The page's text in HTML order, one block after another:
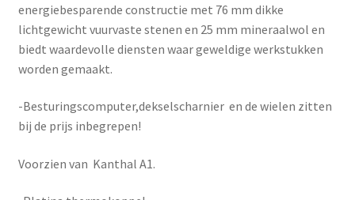
energiebesparende constructie met 76 mm dikke
lichtgewicht vuurvaste stenen en 25 mm mineraalwol en
biedt waardevolle diensten waar geweldige werkstukken
worden gemaakt.
-Besturingscomputer,dekselscharnier en de wielen zitten
bij de prijs inbegrepen!
Voorzien van Kanthal A1.